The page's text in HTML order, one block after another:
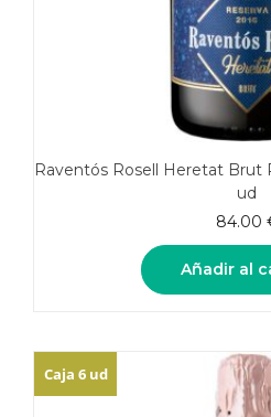
Raventós Rosell Heretat Brut
ud
84.00
Añadir al
Caja 6 ud